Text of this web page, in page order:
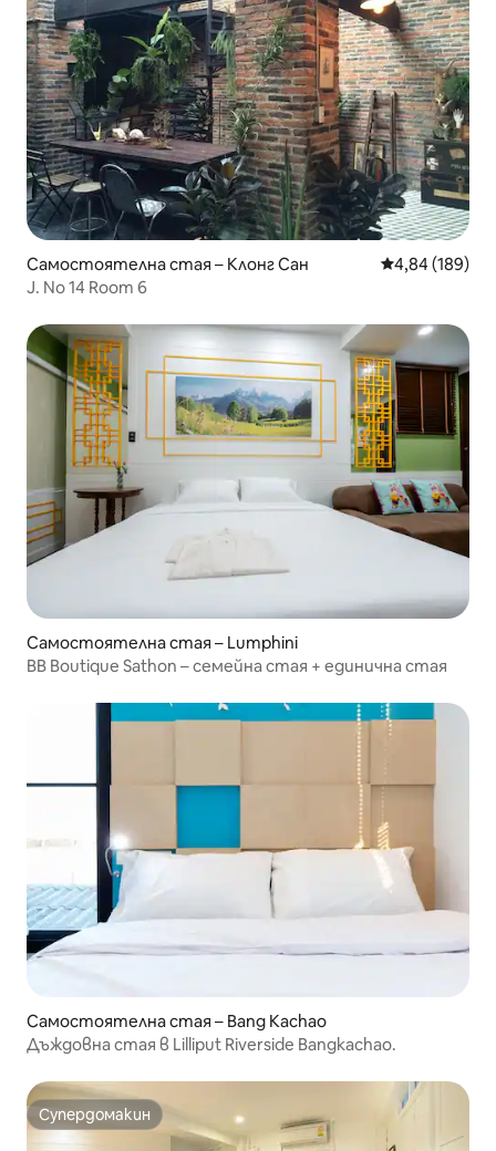
Самостоятелна стая – Клонг Сан Средна
4,84 (189)
J. No 14 Room 6
Самостоятелна стая – Lumphini
BB Boutique Sathon – семейна стая + единична стая
Самостоятелна стая – Bang Kachao
Дъждовна стая в Lilliput Riverside Bangkachao.
Супердомакин
Супердомакин